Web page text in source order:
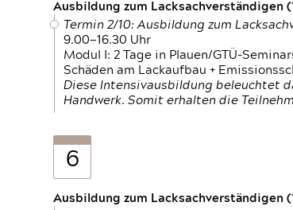
Ausbildung zum Lacksachverständigen
Termin 2/10: Ausbildung zum
9.00—16.30 Uhr
Modul I: 2 Tage in Plauen/GTÜ-
Schäden am Lackaufbau +
Diese Intensivausbildung beleuchtet
Handwerk. Somit erhalten die
6
Ausbildung zum Lacksachverständigen